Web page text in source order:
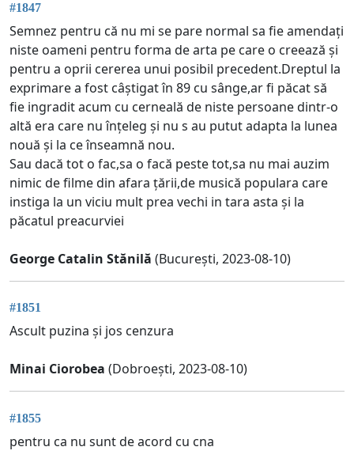
#1847
Semnez pentru că nu mi se pare normal sa fie amendați
niste oameni pentru forma de arta pe care o creează și
pentru a oprii cererea unui posibil precedent.Dreptul la
exprimare a fost câștigat în 89 cu sânge,ar fi păcat să
fie ingradit acum cu cerneală de niste persoane dintr-o
altă era care nu înțeleg și nu s au putut adapta la lunea
nouă și la ce înseamnă nou.
Sau dacă tot o fac,sa o facă peste tot,sa nu mai auzim
nimic de filme din afara țării,de musică populara care
instiga la un viciu mult prea vechi in tara asta și la
păcatul preacurviei
George Catalin Stănilă (București, 2023-08-10)
#1851
Ascult puzina și jos cenzura
Minai Ciorobea (Dobroești, 2023-08-10)
#1855
pentru ca nu sunt de acord cu cna